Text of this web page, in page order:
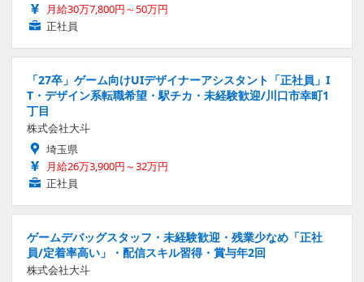
月給30万7,800円～50万円
正社員
「27卒」ゲーム向けUIデザイナーアシスタント「正社員」I
T・デザイン系転職希望・駅チカ・未経験歓迎/川口市幸町1
丁目
株式会社大斗
埼玉県
月給26万3,900円～32万円
正社員
ゲームデバッグスタッフ・未経験歓迎・残業少なめ「正社
員/定着率高い」・配信スキル習得・賞与年2回
株式会社大斗